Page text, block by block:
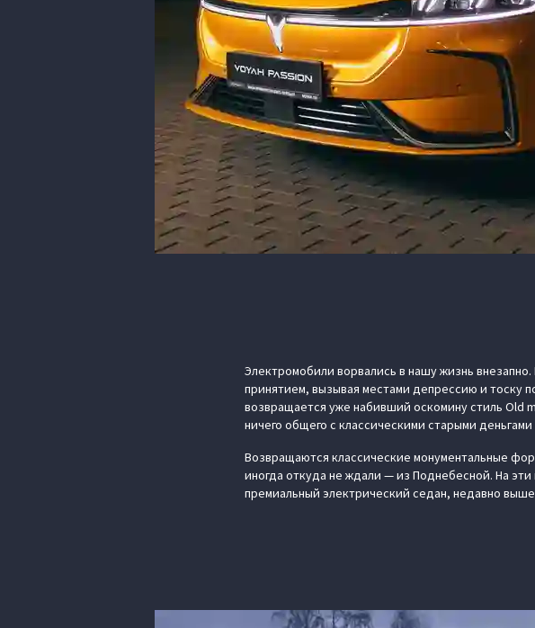
Электромобили ворвались в нашу жизнь
принятием, вызывая местами депрессию и тоску
возвращается уже набивший оскомину стиль Old
ничего общего с классическими старыми
Возвращаются классические монументальные
иногда откуда не ждали — из Поднебесной. На эти
премиальный электрический седан, недавно